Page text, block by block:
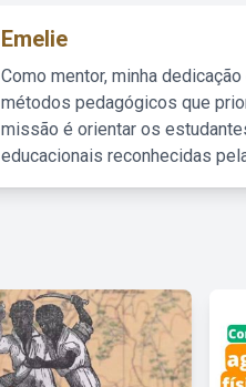
Emelie
Como mentor, minha
métodos pedagógicos que
missão é orientar os
educacionais reconhecidas